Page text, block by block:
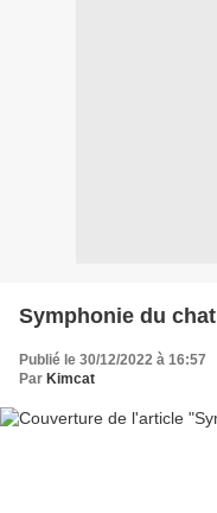
Symphonie du chat
Publié le 30/12/2022 à 16:57
Par Kimcat